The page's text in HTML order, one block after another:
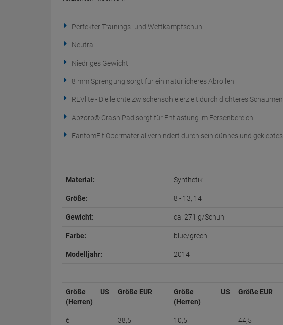
Perfekter Trainings- und Wettkampfschuh
Neutral
Niedriges Gewicht
8 mm Sprengung sorgt für ein natürlicheres Abrollen
REVlite - Die leichte Zwischensohle erzielt durch dichteres
Abzorb® Crash Pad sorgt für Entlastung im Fersenbereich
FantomFit Obermaterial verhindert durch sein dünnes und
Material: Synthetik
Größe: 8 - 13, 14
Gewicht: ca. 271 g/Schuh
Farbe: blue/green
Modelljahr: 2014
Größe US
(Herren)
Größe EUR
Größe US
(Herren)
Größe EUR
6 38,5 10,5 44,5